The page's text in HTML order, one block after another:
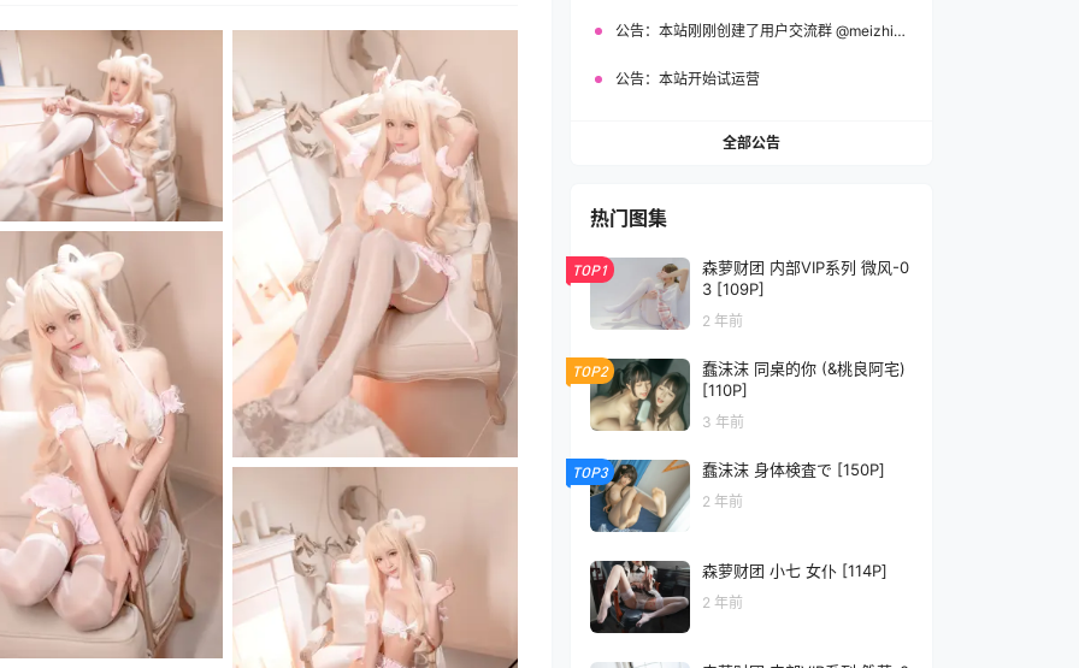
公告： 本站刚刚创建了用户交流群 @meizhi_official，欢迎加入！
公告： 本站开始试运营
全部公告
热门图集
TOP1
森萝财团 内部VIP系列 微风-0
3 [109P]
2 年前
TOP2
蠢沫沫 同桌的你 (&桃良阿宅)
[110P]
3 年前
TOP3 蠢沫沫 身体検査で [150P]
2 年前
森萝财团 小七 女仆 [114P]
2 年前